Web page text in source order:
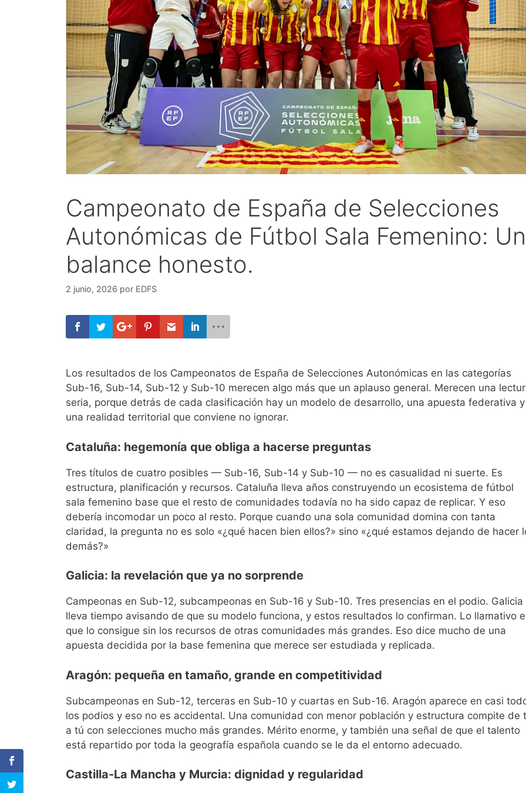
Campeonato de España de Selecciones
Autonómicas de Fútbol Sala Femenino: Un
balance honesto.
2 junio, 2026 por EDFS
Los resultados de los Campeonatos de España de Selecciones Autonómicas en las categorías
Sub-16, Sub-14, Sub-12 y Sub-10 merecen algo más que un aplauso general. Merecen una
seria, porque detrás de cada clasificación hay un modelo de desarrollo, una apuesta federativa y
una realidad territorial que conviene no ignorar.
Cataluña: hegemonía que obliga a hacerse preguntas
Tres títulos de cuatro posibles — Sub-16, Sub-14 y Sub-10 — no es casualidad ni suerte. Es
estructura, planificación y recursos. Cataluña lleva años construyendo un ecosistema de fútbol
sala femenino base que el resto de comunidades todavía no ha sido capaz de replicar. Y eso
debería incomodar un poco al resto. Porque cuando una sola comunidad domina con tanta
claridad, la pregunta no es solo «¿qué hacen bien ellos?» sino «¿qué estamos dejando de hacer
demás?»
Galicia: la revelación que ya no sorprende
Campeonas en Sub-12, subcampeonas en Sub-16 y Sub-10. Tres presencias en el podio. Galicia
lleva tiempo avisando de que su modelo funciona, y estos resultados lo confirman. Lo llamativo
que lo consigue sin los recursos de otras comunidades más grandes. Eso dice mucho de una
apuesta decidida por la base femenina que merece ser estudiada y replicada.
Aragón: pequeña en tamaño, grande en competitividad
Subcampeonas en Sub-12, terceras en Sub-10 y cuartas en Sub-16. Aragón aparece en casi
los podios y eso no es accidental. Una comunidad con menor población y estructura compite de
a tú con selecciones mucho más grandes. Mérito enorme, y también una señal de que el talento
está repartido por toda la geografía española cuando se le da el entorno adecuado.
Castilla-La Mancha y Murcia: dignidad y regularidad